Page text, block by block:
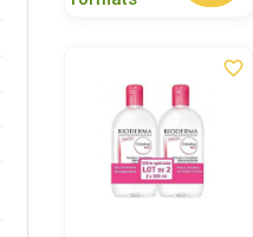
favorite_border